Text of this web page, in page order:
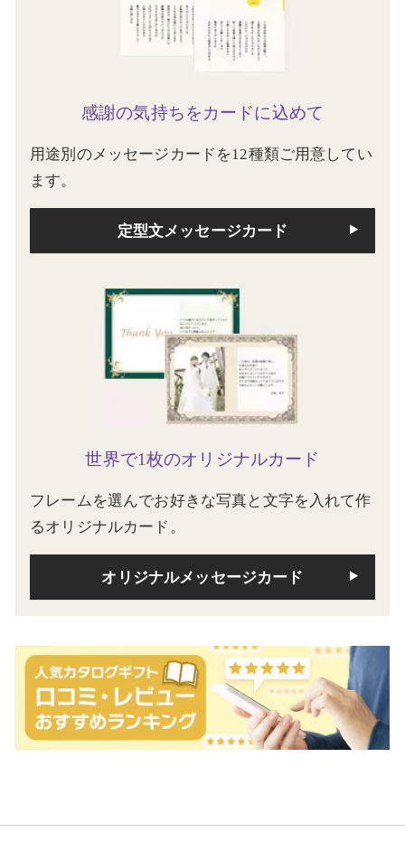
感謝の気持ちをカードに込めて
用途別のメッセージカードを12種類ご用意してい
ます。
定型文メッセージカード
世界で1枚のオリジナルカード
フレームを選んでお好きな写真と文字を入れて作
るオリジナルカード。
オリジナルメッセージカード